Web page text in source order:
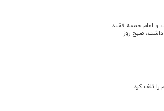
و امام جمعه فقید
محوری در تحولات دینی، انقلابی و اجتماعی دیار ۱۵ خرداد داشت، صبح روز